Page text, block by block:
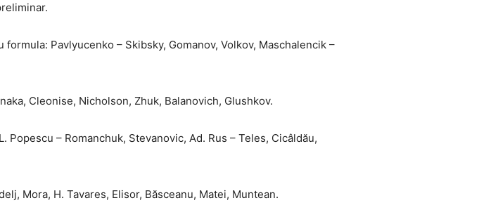
Pavlyucenko – Skibsky, Gomanov, Volkov, Maschalencik –
Cleonise, Nicholson, Zhuk, Balanovich, Glushkov.
– Romanchuk, Stevanovic, Ad. Rus – Teles, Cicâldău,
Mora, H. Tavares, Elisor, Băsceanu, Matei, Muntean.